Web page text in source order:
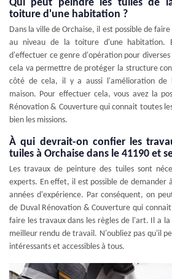
Qui peut peindre les tuiles de
toiture d'une habitation ?
Dans la ville de Orchaise, il est possible de
au niveau de la toiture d'une
d'effectuer ce genre d'opération pour diverses
cela va permettre de protéger la structure
côté de cela, il y a aussi l'amélioration de
maison. Pour effectuer cela, vous avez la
Rénovation & Couverture qui connait toutes
bien les missions.
À qui devrait-on confier les
tuiles à Orchaise dans le 41190 et
Les travaux de peinture des tuiles sont
experts. En effet, il est possible de demander
années d'expérience. Par conséquent, on
de Duval Rénovation & Couverture qui
faire les travaux dans les règles de l'art. Il a
meilleur rendu de travail. N'oubliez pas qu'il
intéressants et accessibles à tous.